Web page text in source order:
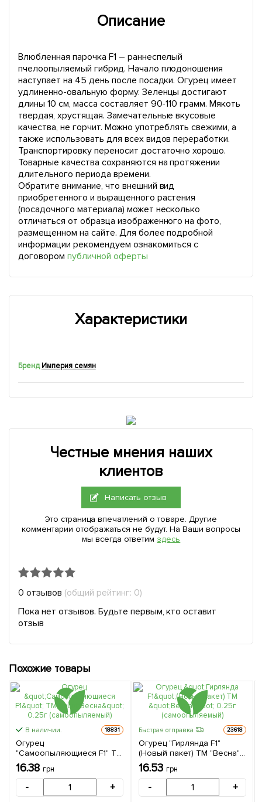
Описание
Влюбленная парочка F1 – раннеспелый
пчелоопыляемый гибрид. Начало плодоношения
наступает на 45 день после посадки. Огурец имеет
удлиненно-овальную форму. Зеленцы достигают
длины 10 см, масса составляет 90-110 грамм. Мякоть
твердая, хрустящая. Замечательные вкусовые
качества, не горчит. Можно употреблять свежими, а
также использовать для всех видов переработки.
Транспортировку переносит достаточно хорошо.
Товарные качества сохраняются на протяжении
длительного периода времени.
Обратите внимание, что внешний вид
приобретенного и выращенного растения
(посадочного материала) может несколько
отличаться от образца изображенного на фото,
размещенном на сайте. Для более подробной
информации рекомендуем ознакомиться с
договором публичной оферты
Характеристики
Бренд Империя семян
Честные мнения наших
клиентов
Написать отзыв
Это страница впечатлений о товаре. Другие
комментарии отображаться не будут. На Ваши вопросы
мы всегда ответим здесь
0 отзывов (общий рейтинг: 0)
Пока нет отзывов. Будьте первым, кто оставит
отзыв
Похожие товары
В наличии. 18831
Огурец
"Самоопыляющиеся F1" ТМ
"Весна" 0.25г
(самоопыляемый)
16.38 грн
- +
Быстрая отправка 23618
Огурец "Гирлянда F1"
(Новый пакет) ТМ "Весна"
0.25г (самоопыляемый)
16.53 грн
- +